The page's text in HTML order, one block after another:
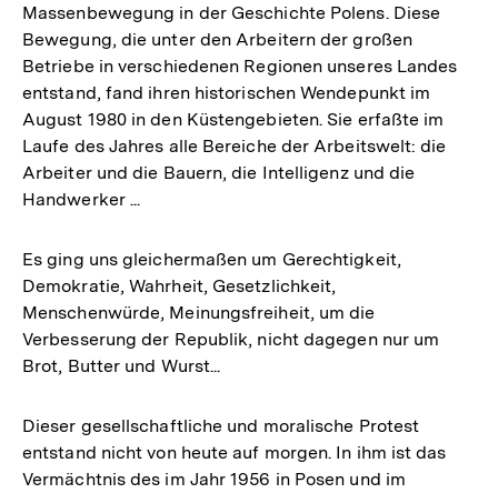
Massenbewegung in der Geschichte Polens. Diese
Bewegung, die unter den Arbeitern der großen
Betriebe in verschiedenen Regionen unseres Landes
entstand, fand ihren historischen Wendepunkt im
August 1980 in den Küstengebieten. Sie erfaßte im
Laufe des Jahres alle Bereiche der Arbeitswelt: die
Arbeiter und die Bauern, die Intelligenz und die
Handwerker ...
Es ging uns gleichermaßen um Gerechtigkeit,
Demokratie, Wahrheit, Gesetzlichkeit,
Menschenwürde, Meinungsfreiheit, um die
Verbesserung der Republik, nicht dagegen nur um
Brot, Butter und Wurst...
Dieser gesellschaftliche und moralische Protest
entstand nicht von heute auf morgen. In ihm ist das
Vermächtnis des im Jahr 1956 in Posen und im